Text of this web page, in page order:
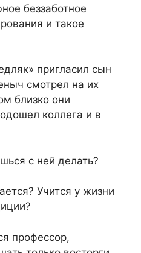
беззаботное
и такое
пригласил сын
смотрел на их
близко они
коллега и в
с ней делать?
Учится у жизни
профессор,